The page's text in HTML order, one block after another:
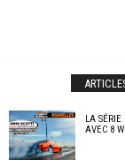
LA
AVEC 8